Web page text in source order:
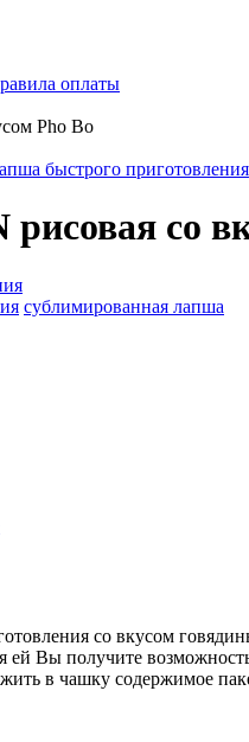
оплаты
Pho Bo
быстрого приготовления
со
сублимированная лапша
со вкусом
ей Вы получите
в чашку содержимое